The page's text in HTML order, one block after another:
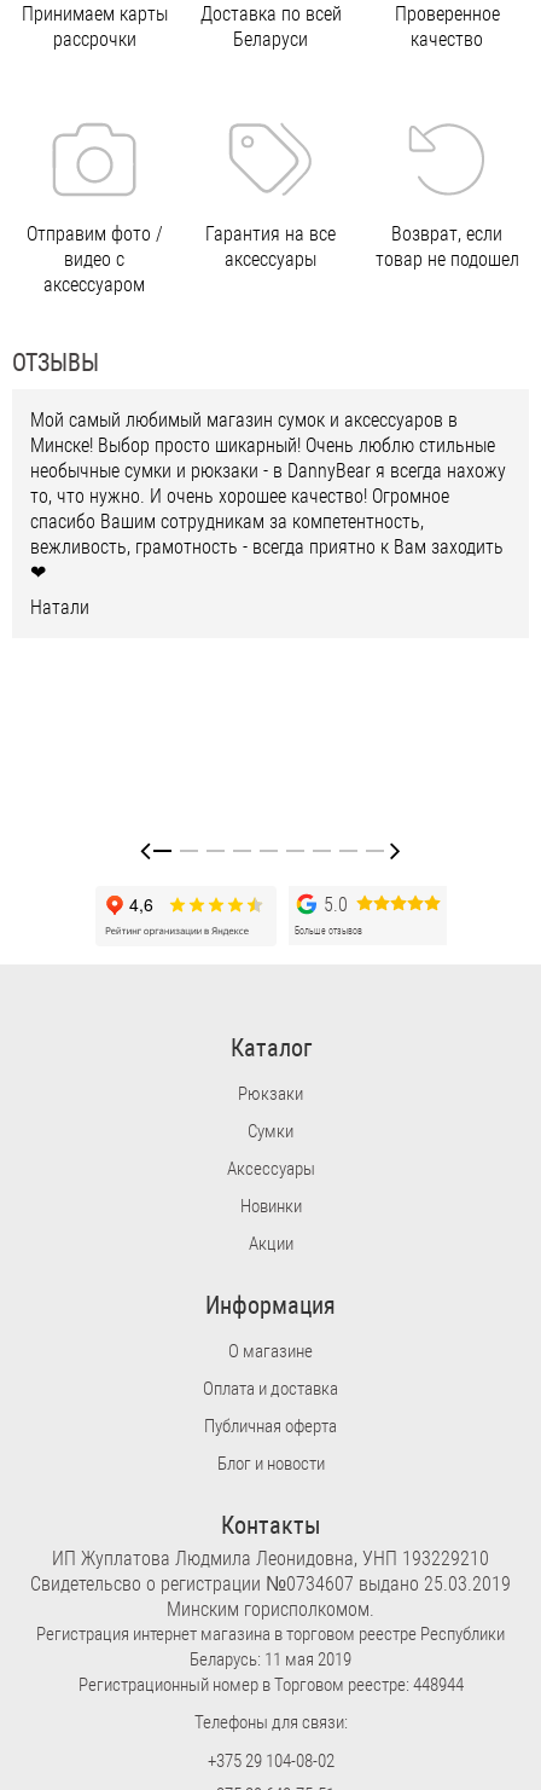
Принимаем карты
рассрочки
Доставка по всей
Беларуси
Проверенное
качество
Отправим фото /
видео с
аксессуаром
Гарантия на все
аксессуары
Возврат, если
товар не подошел
ОТЗЫВЫ
Мой самый любимый магазин сумок и аксессуаров в
Минске! Выбор просто шикарный! Очень люблю стильные
необычные сумки и рюкзаки - в DannyBear я всегда нахожу
то, что нужно. И очень хорошее качество! Огромное
спасибо Вашим сотрудникам за компетентность,
вежливость, грамотность - всегда приятно к Вам заходить
❤
Натали
5.0
Больше отзывов
Каталог
Рюкзаки
Сумки
Аксессуары
Новинки
Акции
Информация
О магазине
Оплата и доставка
Публичная оферта
Блог и новости
Контакты
ИП Жуплатова Людмила Леонидовна, УНП 193229210
Свидетельсво о регистрации №0734607 выдано 25.03.2019
Минским горисполкомом.
Регистрация интернет магазина в торговом реестре Республики
Беларусь: 11 мая 2019
Регистрационный номер в Торговом реестре: 448944
Телефоны для связи:
+375 29 104-08-02